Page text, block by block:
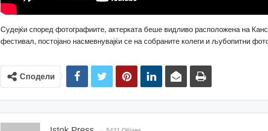
Судејќи според фотографиите, актерката беше видливо расположена на
фестивал, постојано насмевнувајќи се на собраните колеги и љубопитни
Сподели